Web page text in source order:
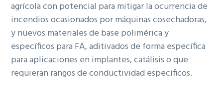
agrícola con potencial para mitigar la ocurrencia de
incendios ocasionados por máquinas cosechadoras,
y nuevos materiales de base polimérica y
específicos para FA, aditivados de forma específica
para aplicaciones en implantes, catálisis o que
requieran rangos de conductividad específicos.